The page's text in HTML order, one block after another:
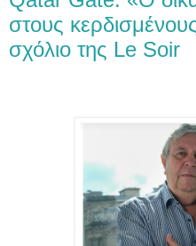
στους
σχόλιο της Le Soir